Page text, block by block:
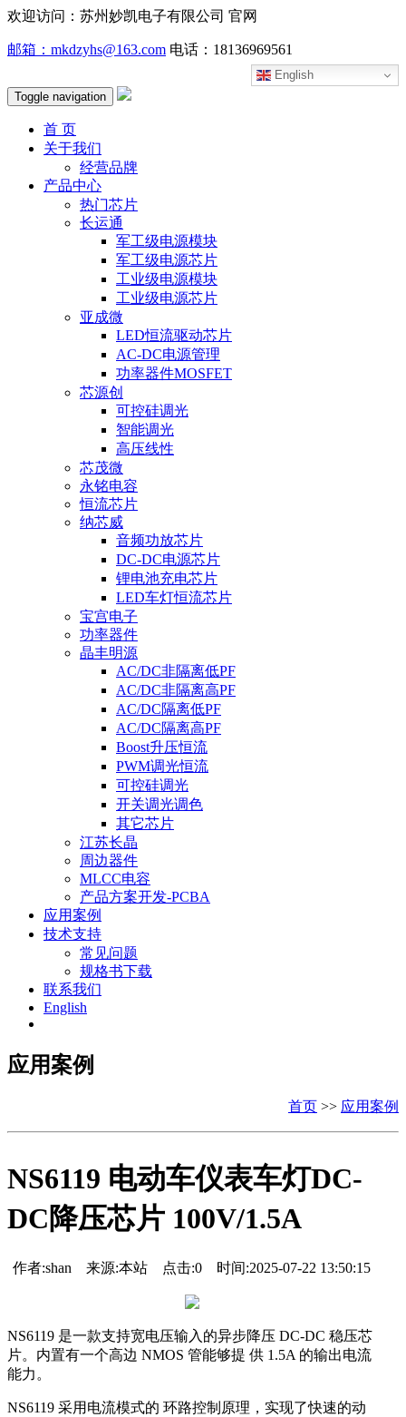
欢迎访问：苏州妙凯电子有限公司 官网
邮箱：mkdzyhs@163.com 电话：18136969561
English
Toggle navigation
首 页
关于我们
经营品牌
产品中心
热门芯片
长运通
军工级电源模块
军工级电源芯片
工业级电源模块
工业级电源芯片
亚成微
LED恒流驱动芯片
AC-DC电源管理
功率器件MOSFET
芯源创
可控硅调光
智能调光
高压线性
芯茂微
永铭电容
恒流芯片
纳芯威
音频功放芯片
DC-DC电源芯片
锂电池充电芯片
LED车灯恒流芯片
宝宫电子
功率器件
晶丰明源
AC/DC非隔离低PF
AC/DC非隔离高PF
AC/DC隔离低PF
AC/DC隔离高PF
Boost升压恒流
PWM调光恒流
可控硅调光
开关调光调色
其它芯片
江苏长晶
周边器件
MLCC电容
产品方案开发-PCBA
应用案例
技术支持
常见问题
规格书下载
联系我们
English
应用案例
首页 >> 应用案例
NS6119 电动车仪表车灯DC-
DC降压芯片 100V/1.5A
作者:shan 来源:本站 点击:0 时间:2025-07-22 13:50:15
NS6119 是一款支持宽电压输入的异步降压 DC-DC 稳压芯
片。内置有一个高边 NMOS 管能够提 供 1.5A 的输出电流
能力。
NS6119 采用电流模式的 环路控制原理，实现了快速的动